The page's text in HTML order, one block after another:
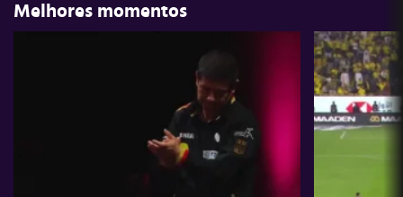
Melhores momentos